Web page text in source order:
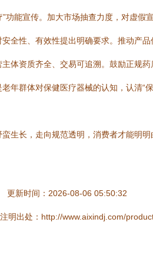
能宣传。加大市场抽查力度，对虚假
性、有效性提出明确要求。推动产
体资质齐全、交易可追溯。鼓励正规药
年群体对保健医疗器械的认知，认清
生长，走向规范透明，消费者才能明
更新时间：2026-08-06 05:50:32
明出处：http://www.aixindj.com/